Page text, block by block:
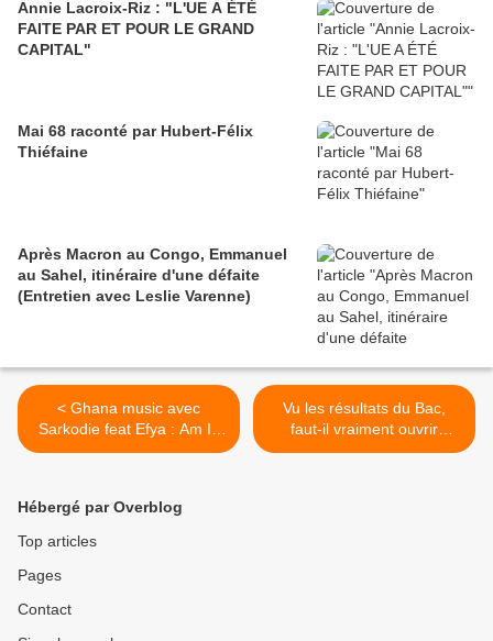
Annie Lacroix-Riz : "L'UE A ÉTÉ
FAITE PAR ET POUR LE GRAND
CAPITAL"
Mai 68 raconté par Hubert-Félix
Thiéfaine
Après Macron au Congo, Emmanuel
au Sahel, itinéraire d'une défaite
(Entretien avec Leslie Varenne)
< Ghana music avec
Sarkodie feat Efya : Am In
Love With You
Vu les résultats du Bac,
faut-il vraiment ouvrir
l'université "Alassane
Hébergé par Overblog
Top articles
Pages
Contact